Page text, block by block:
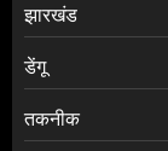
झारखंड
डेंगू
तकनीक